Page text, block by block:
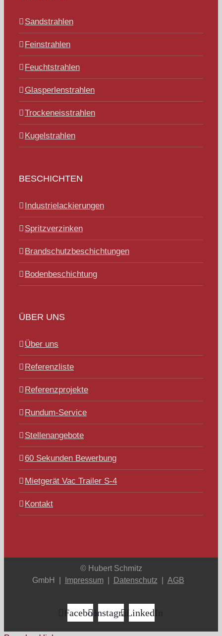
Sandstrahlen
Feinstrahlen
Feuchtstrahlen
Glasperlenstrahlen
Trockeneisstrahlen
Kugelstrahlen
BESCHICHTEN
Industrielackierungen
Spritzverzinken
Brandschutzbeschichtungen
Bodenbeschichtung
ÜBER UNS
Über uns
Referenzliste
Referenzprojekte
Rundum-Service
Stellenangebote
60 Sekunden Bewerbung
Mietgerät Vac Trailer S-4
Kontakt
© Hubert Schmitz
GmbH |
Impressum| Datenschutz AGB
FacebookInstagramLinkedIn